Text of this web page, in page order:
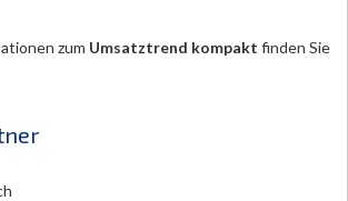
zum Umsatztrend kompakt finden Sie